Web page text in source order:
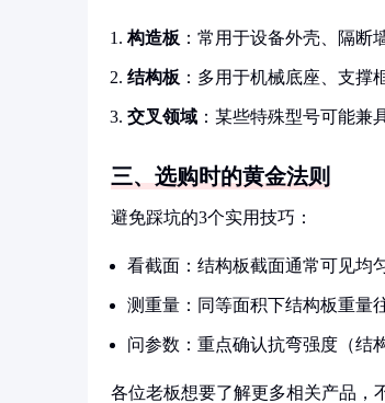
构造板 ：常用于设备外壳、隔
结构板 ：多用于机械底座、支
交叉领域 ：某些特殊型号可能兼
三、选购时的黄金法则
避免踩坑的3个实用技巧：
看截面：结构板截面通常可见均
测重量：同等面积下结构板重量
问参数：重点确认抗弯强度（结
各位老板想要了解更多相关产品，